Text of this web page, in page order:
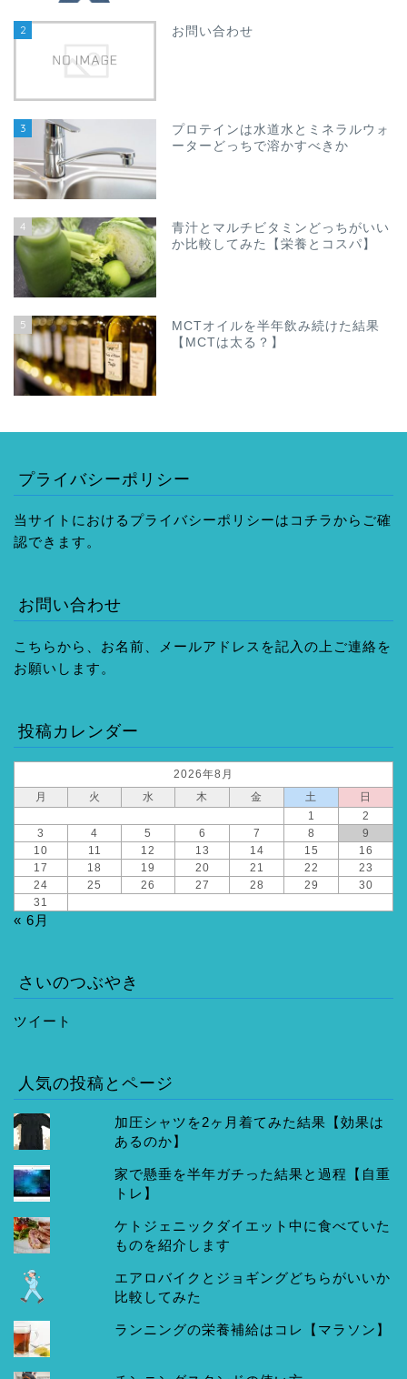
2 お問い合わせ
3
プロテインは水道水とミネラルウォ
ーターどっちで溶かすべきか
4
青汁とマルチビタミンどっちがいい
か比較してみた【栄養とコスパ】
5
MCTオイルを半年飲み続けた結果
【MCTは太る？】
プライバシーポリシー
当サイトにおけるプライバシーポリシーはコチラからご確
認できます。
お問い合わせ
こちらから、お名前、メールアドレスを記入の上ご連絡を
お願いします。
投稿カレンダー
2026年8月
月
火 水 木 金 土
日
1
2
3
4 5 6 7 8
9
10
11 12 13 14 15
16
17
18 19 20 21 22
23
24
25 26 27 28 29
30
31
« 6月
さいのつぶやき
ツイート
人気の投稿とページ
加圧シャツを2ヶ月着てみた結果【効果は
あるのか】
家で懸垂を半年ガチった結果と過程【自重
トレ】
ケトジェニックダイエット中に食べていた
ものを紹介します
エアロバイクとジョギングどちらがいいか
比較してみた
ランニングの栄養補給はコレ【マラソン】